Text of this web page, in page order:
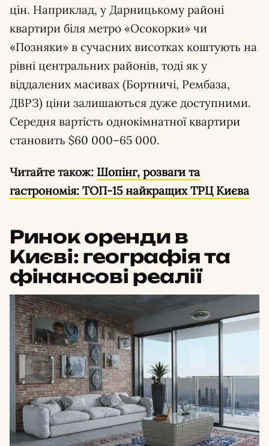
цін. Наприклад, у Дарницькому районі
квартири біля метро «Осокорки» чи
«Позняки» в сучасних висотках коштують на
рівні центральних районів, тоді як у
віддалених масивах (Бортничі, Рембаза,
ДВРЗ) ціни залишаються дуже доступними.
Середня вартість однокімнатної квартири
становить $60 000–65 000.
Читайте також: Шопінг, розваги та
гастрономія: ТОП-15 найкращих ТРЦ Києва
Ринок оренди в
Києві: географія та
фінансові реалії